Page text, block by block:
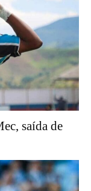
saída de